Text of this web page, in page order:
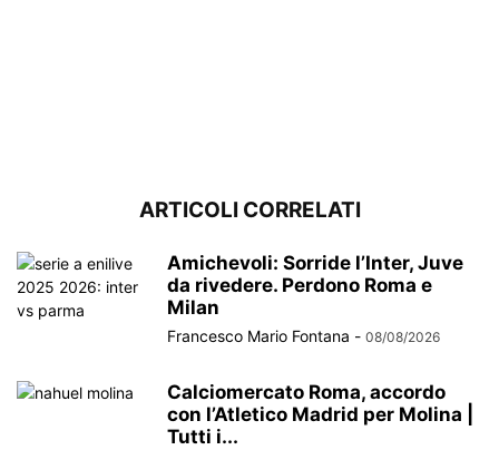
ARTICOLI CORRELATI
Amichevoli: Sorride l’Inter, Juve
da rivedere. Perdono Roma e
Milan
Francesco Mario Fontana - 08/08/2026
Calciomercato Roma, accordo
con l’Atletico Madrid per Molina |
Tutti i...